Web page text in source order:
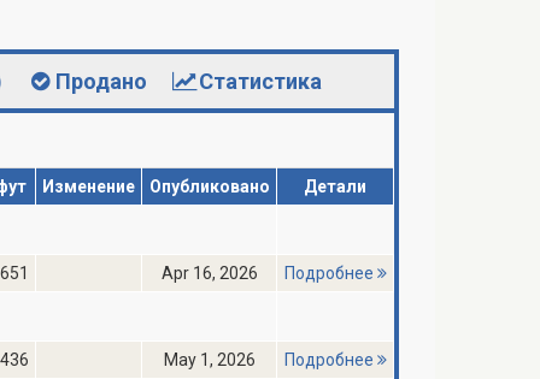
Продано Статистика
Изменение Опубликовано Детали
Apr 16, 2026 Подробнее
May 1, 2026 Подробнее